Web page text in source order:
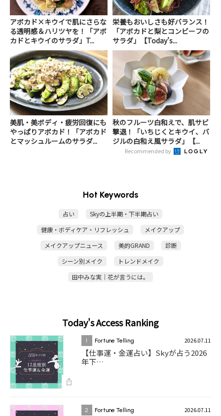
アボカド×キウイで肌にさらな
る透明感＆ハリツヤを！「アボ
カドとキウイのサラダ」T...
栄養もおいしさも好バランス！
「アボカドと梨とコンビーフの
サラダ」【Today’s...
美肌・美ボディ・疲労回復にも
やっぱりアボカド！「アボカド
とマッシュルームのサラダ...
秋のフルーツ白和えで、肌サビ
撃退！「いちじくとキウイ、バ
ジルの白和え風サラダ」【...
Recommended by
Hot Keywords
占い
Skyの上半期・下半期占い
健康・ボディケア・リフレッシュ
メイクアップ
メイクアップニュース
美的GRAND
診断
シーン別メイク
トレンドメイク
田中みな実｜花が言うには。
Today's Access Ranking
1 Fortune Telling 2026.07.11
【仕事運・金運占い】Skyが占う2026
年下…
2 Fortune Telling 2026.07.11